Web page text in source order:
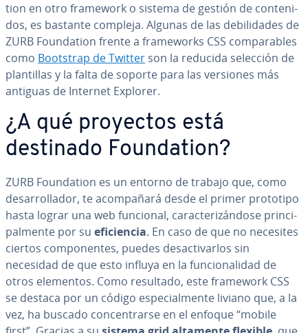
tion en otro framework o sistema de gestión de co­n­te­ni­
dos, es bastante compleja. Algunas de las de­bi­li­da­des de
ZURB Fou­n­da­tion frente a fra­me­wo­r­ks CSS co­m­pa­ra­bles
como Bootstrap de Twitter son la reducida selección de
pla­n­ti­llas y la falta de soporte para las versiones más
antiguas de Internet Explorer.
¿A qué proyectos está
destinado Fou­n­da­tion?
ZURB Fou­n­da­tion es un entorno de trabajo que, como
de­sa­rro­lla­dor, te aco­m­pa­ña­rá desde el primer prototipo
hasta lograr una web funcional, ca­ra­c­te­ri­zá­n­do­se pri­n­ci­
pa­l­me­n­te por su efi­cie­n­cia. En caso de que no necesites
ciertos co­m­po­ne­n­tes, puedes des­ac­ti­var­los sin
necesidad de que esto influya en la fu­n­cio­na­li­dad de
otros elementos. Como resultado, este framework CSS
se destaca por un código es­pe­cia­l­me­n­te liviano que, a la
vez, ha buscado co­n­ce­n­trar­se en el enfoque “mobile